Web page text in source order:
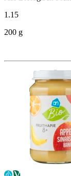
1.15
200 g